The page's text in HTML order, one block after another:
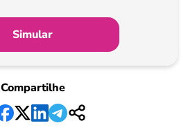
Simular
Compartilhe